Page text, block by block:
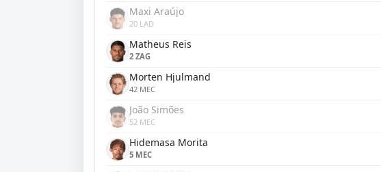
Maxi Araújo
20 LAD
Matheus Reis
2 ZAG
Morten Hjulmand
42 MEC
João Simões
52 MEC
Hidemasa Morita
5 MEC